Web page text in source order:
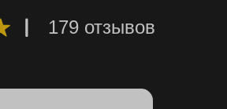
179 отзывов